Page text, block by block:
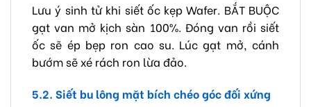
Lưu ý sinh tử khi siết ốc kẹp Wafer. BẮT BUỘC
gạt van mở kịch sàn 100%. Đóng van rồi siết
ốc sẽ ép bẹp ron cao su. Lúc gạt mở, cánh
bướm sẽ xé rách ron lừa đảo.
5.2. Siết bu lông mặt bích chéo góc đối xứng